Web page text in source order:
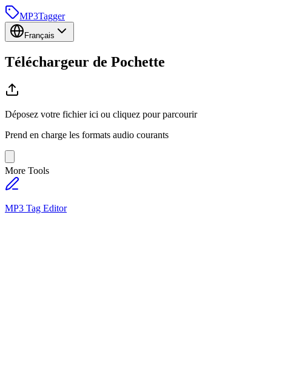
MP3Tagger
Français
Téléchargeur de Pochette
Déposez votre fichier ici ou cliquez pour parcourir
Prend en charge les formats audio courants
More Tools
MP3 Tag Editor